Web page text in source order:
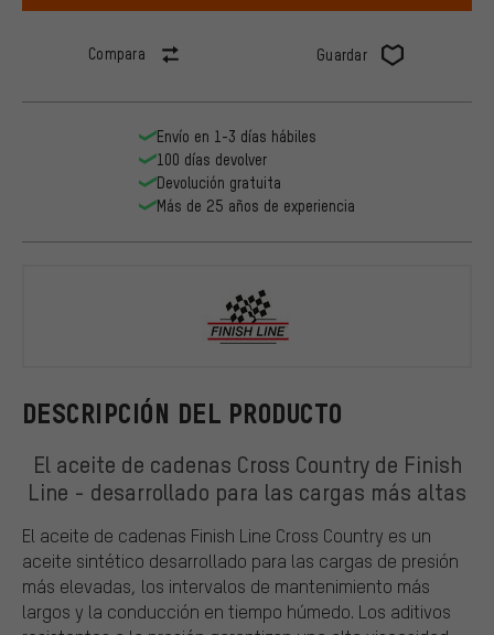
Compara Guardar
DESCRIPCIÓN DEL PRODUCTO
El aceite de cadenas Cross Country de Finish
Line - desarrollado para las cargas más altas
El aceite de cadenas Finish Line Cross Country es un
aceite sintético desarrollado para las cargas de presión
más elevadas, los intervalos de mantenimiento más
largos y la conducción en tiempo húmedo. Los aditivos
Envío en 1-3 días hábiles
100 días devolver
Devolución gratuita
Más de 25 años de experiencia